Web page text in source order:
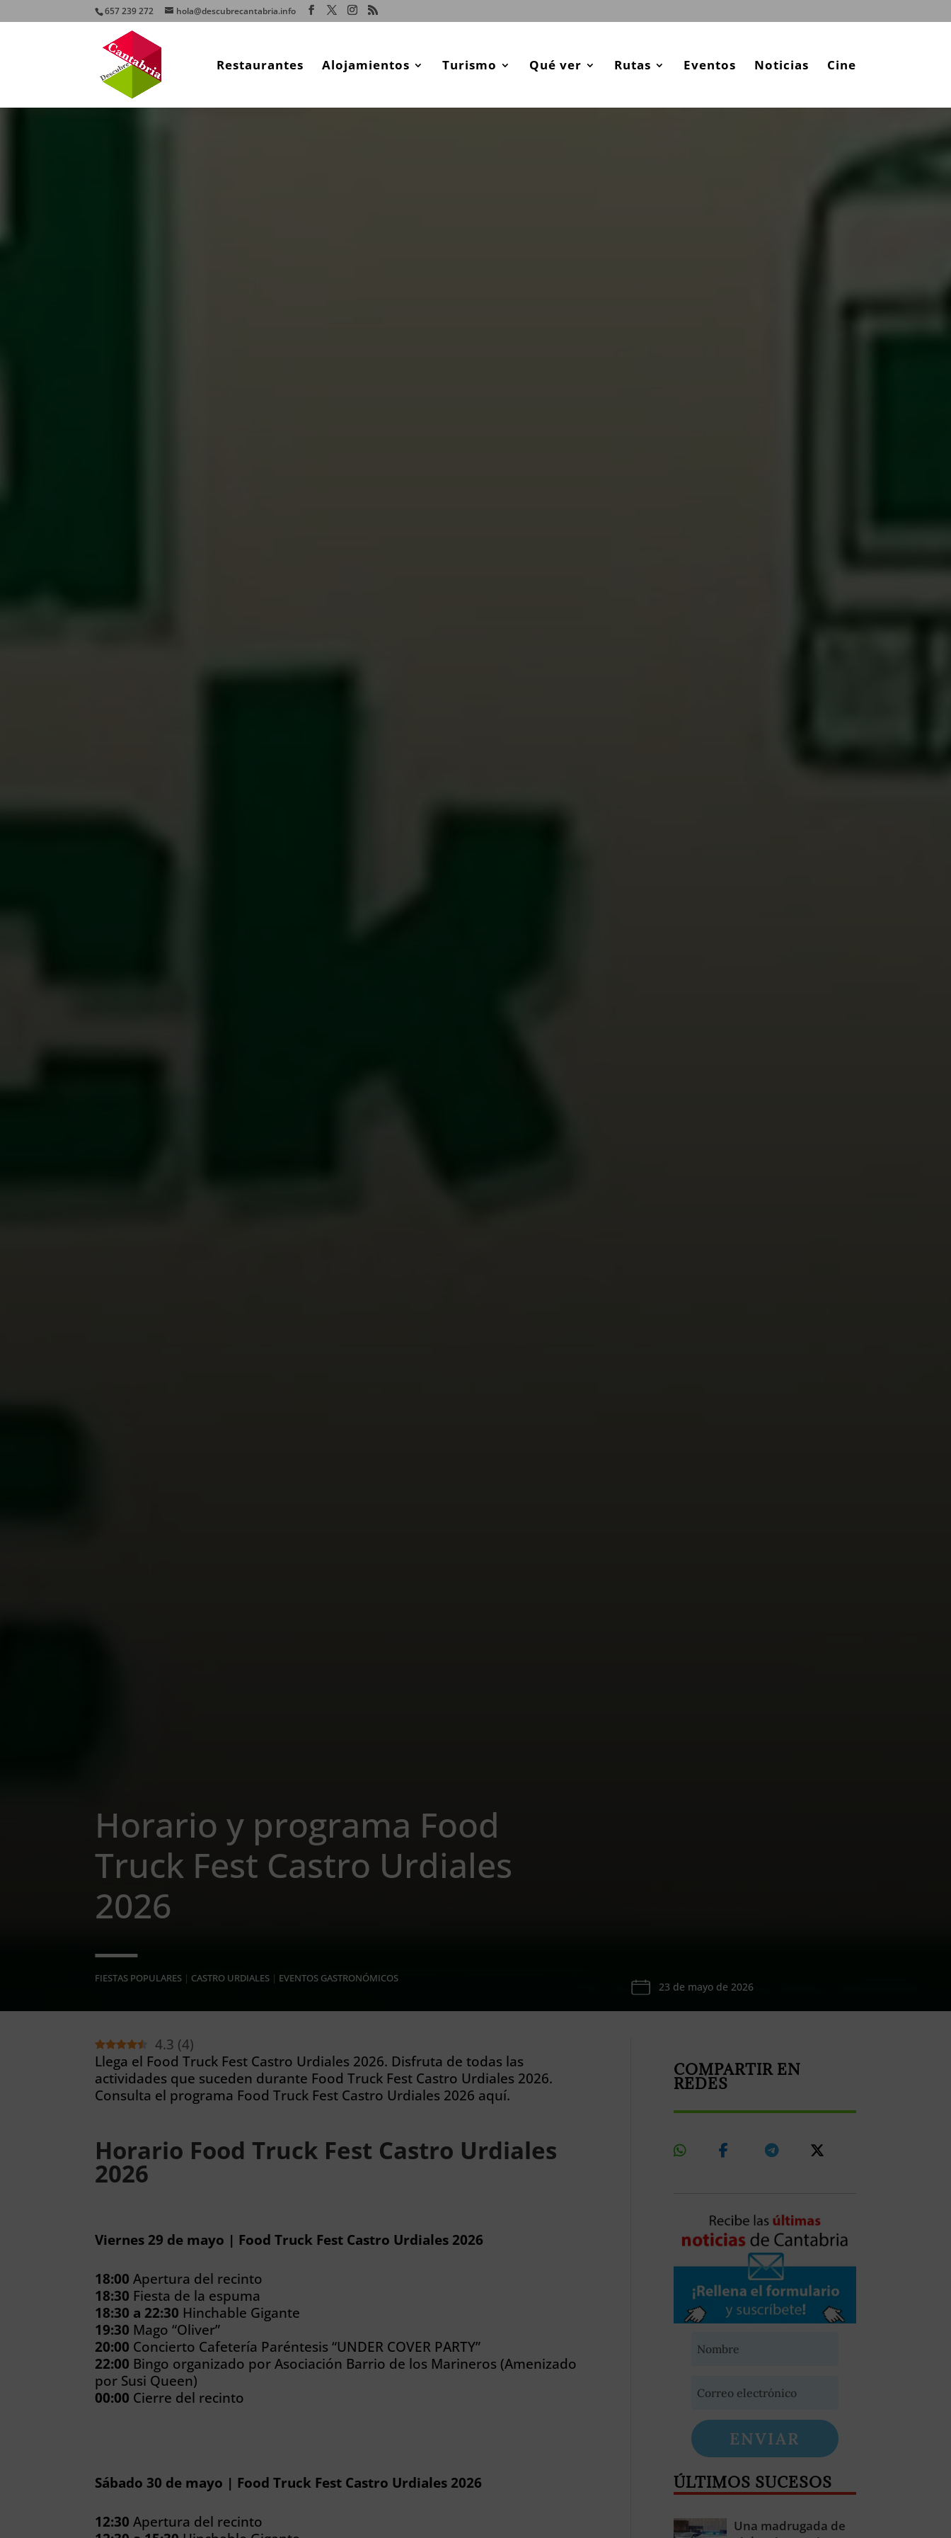
657 239 272 hola@descubrecantabria.info
Restaurantes Alojamientos Turismo Qué ver Rutas Eventos Noticias Cine
Horario y programa Food
Truck Fest Castro Urdiales
2026
FIESTAS POPULARES | CASTRO URDIALES | EVENTOS GASTRONÓMICOS
23 de mayo de 2026
4.3 (4)
Llega el Food Truck Fest Castro Urdiales 2026. Disfruta de todas las
actividades que suceden durante Food Truck Fest Castro Urdiales 2026.
Consulta el programa Food Truck Fest Castro Urdiales 2026 aquí.
Horario Food Truck Fest Castro Urdiales
2026
Viernes 29 de mayo | Food Truck Fest Castro Urdiales 2026
18:00 Apertura del recinto
18:30 Fiesta de la espuma
18:30 a 22:30 Hinchable Gigante
19:30 Mago “Oliver”
20:00 Concierto Cafetería Paréntesis “UNDER COVER PARTY”
22:00 Bingo organizado por Asociación Barrio de los Marineros (Amenizado
por Susi Queen)
00:00 Cierre del recinto
Sábado 30 de mayo | Food Truck Fest Castro Urdiales 2026
12:30 Apertura del recinto
COMPARTIR EN
REDES
ENVIAR
ÚLTIMOS SUCESOS
Una madrugada de